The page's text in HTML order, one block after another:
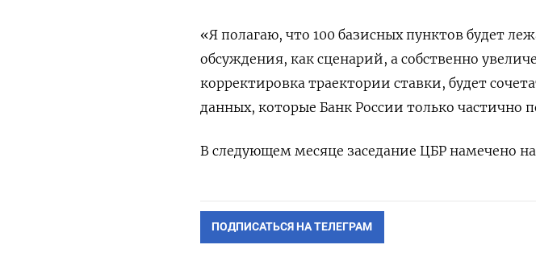
«Я полагаю, что 100 базисных пунктов будет
обсуждения, как сценарий, а ​собственно
корректировка траектории ставки, будет
данных, которые Банк России только частично
В следующем месяце заседание ЦБР намечено
ПОДПИСАТЬСЯ НА ТЕЛЕГРАМ